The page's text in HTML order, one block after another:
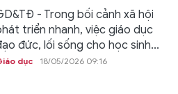
- Trong bối cảnh xã hội
triển nhanh, việc giáo dục
đức, lối sống cho học sinh...
dục 18/05/2026 09:16